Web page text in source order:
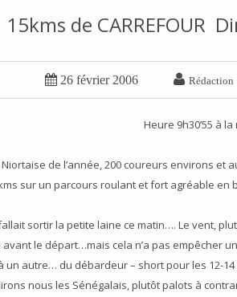
15kms de CARREFOUR 
 26 février 2006  Rédaction
Heure 9h30’55 à la
de l’année, 200 coureurs environs et
sur un parcours roulant et fort agréable
sortir la petite laine ce matin…. Le vent,
le départ…mais cela n’a pas empêcher
un autre… du débardeur – short pour les 12-
nous les Sénégalais, plutôt palots à